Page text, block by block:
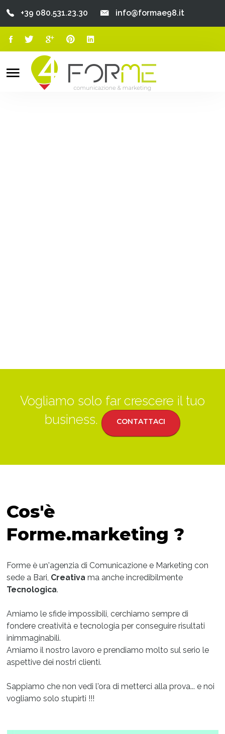
Chi Siamo
+39 080.531.23.30 info@formae98.it
Search
Vogliamo solo far crescere il tuo
business.
CONTATTACI
Cos'è
Forme.marketing ?
Forme è un'agenzia di Comunicazione e Marketing con
sede a Bari, Creativa ma anche incredibilmente
Tecnologica.
Amiamo le sfide impossibili, cerchiamo sempre di
fondere creatività e tecnologia per conseguire risultati
inimmaginabili.
Amiamo il nostro lavoro e prendiamo molto sul serio le
aspettive dei nostri clienti.
Sappiamo che non vedi l'ora di metterci alla prova... e noi
vogliamo solo stupirti !!!